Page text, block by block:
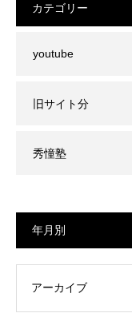
カテゴリー
youtube
旧サイト分
秀憧塾
年月別